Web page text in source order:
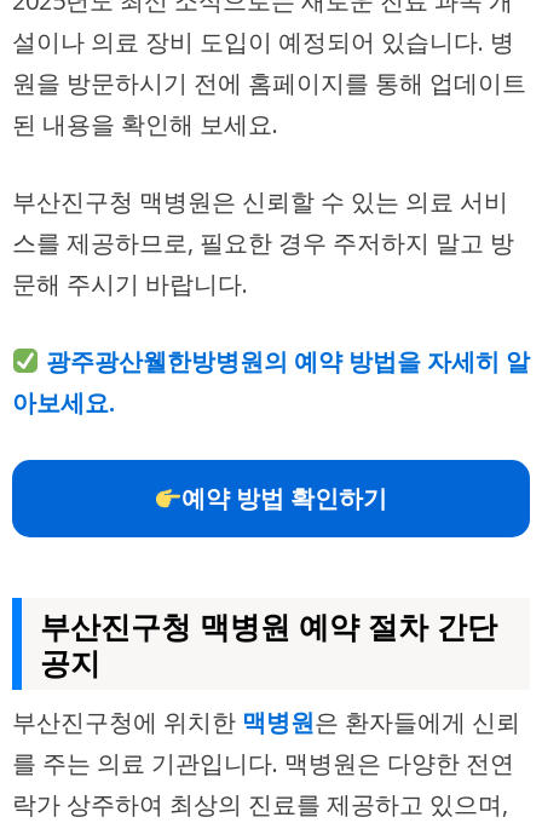
설이나 의료 장비 도입이 예정되어 있습니다. 병
원을 방문하시기 전에 홈페이지를 통해 업데이트
된 내용을 확인해 보세요.
부산진구청 맥병원은 신뢰할 수 있는 의료 서비
스를 제공하므로, 필요한 경우 주저하지 말고 방
문해 주시기 바랍니다.
광주광산웰한방병원의 예약 방법을 자세히 알
아보세요.
예약 방법 확인하기
부산진구청 맥병원 예약 절차 간단
공지
부산진구청에 위치한 맥병원은 환자들에게 신뢰
를 주는 의료 기관입니다. 맥병원은 다양한 전연
락가 상주하여 최상의 진료를 제공하고 있으며,